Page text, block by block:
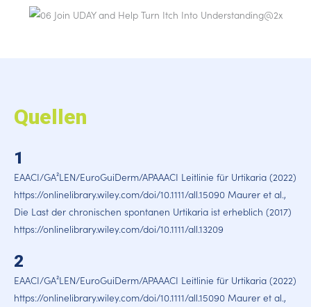
Quellen
1
EAACI/GA²LEN/EuroGuiDerm/APAAACI Leitlinie für Urtikaria (2022)
https://onlinelibrary.wiley.com/doi/10.1111/all.15090 Maurer et al.,
Die Last der chronischen spontanen Urtikaria ist erheblich (2017)
https://onlinelibrary.wiley.com/doi/10.1111/all.13209
2
EAACI/GA²LEN/EuroGuiDerm/APAAACI Leitlinie für Urtikaria (2022)
https://onlinelibrary.wiley.com/doi/10.1111/all.15090 Maurer et al.,